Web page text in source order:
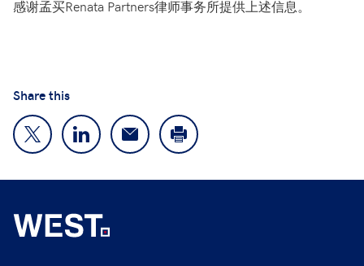
感谢孟买Renata Partners律师事务所提供上述信息。
Share this